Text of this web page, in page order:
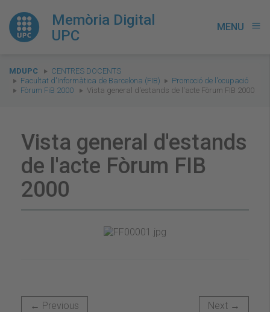
Memòria Digital
UPC
MENU menu
You
are
here:
MDUPC
CENTRES DOCENTS
Facultat d'Informàtica de Barcelona (FIB)
Promoció de l'ocupació
Fòrum FiB 2000
Vista general d'estands de l'acte Fòrum FIB 2000
Vista general d'estands
de l'acte Fòrum FIB
2000
← Previous Next →